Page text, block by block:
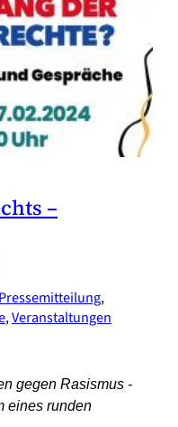
–
Pressemitteilung,
, Veranstaltungen